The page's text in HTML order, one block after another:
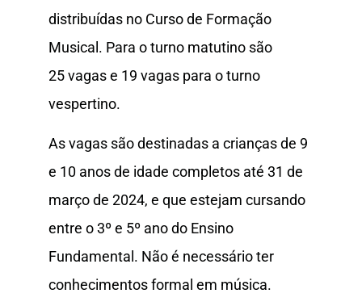
distribuídas no Curso de Formação
Musical. Para o turno matutino são
25 vagas e 19 vagas para o turno
vespertino.
As vagas são destinadas a crianças de 9
e 10 anos de idade completos até 31 de
março de 2024, e que estejam cursando
entre o 3º e 5º ano do Ensino
Fundamental. Não é necessário ter
conhecimentos formal em música.